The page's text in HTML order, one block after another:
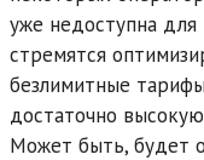
уже недоступна
стремятся
безлимитные
достаточно
Может быть, будет